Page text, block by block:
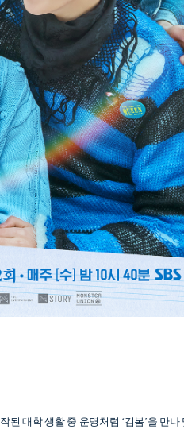
된 대학 생활 중 운명처럼 ‘김봄’을 만나